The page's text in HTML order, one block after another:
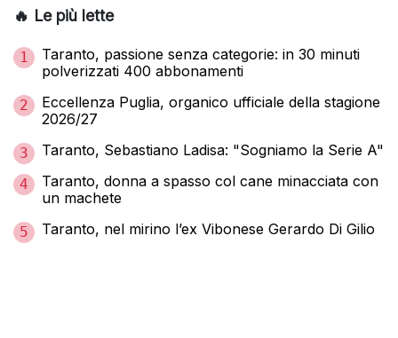
🔥 Le più lette
1
Taranto, passione senza categorie: in 30 minuti
polverizzati 400 abbonamenti
2
Eccellenza Puglia, organico ufficiale della stagione
2026/27
3 Taranto, Sebastiano Ladisa: "Sogniamo la Serie A"
4
Taranto, donna a spasso col cane minacciata con
un machete
5 Taranto, nel mirino l’ex Vibonese Gerardo Di Gilio